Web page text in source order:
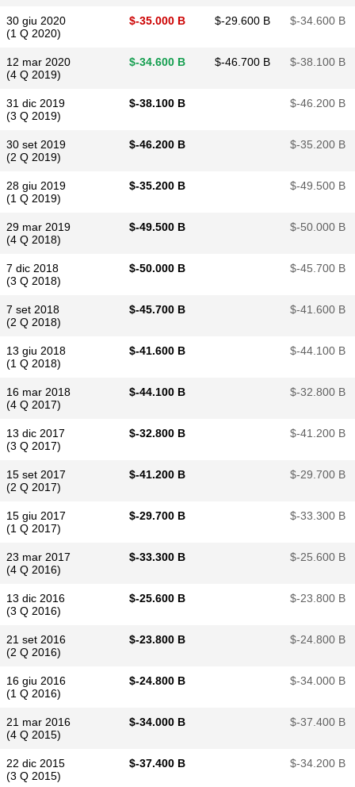
30 giu 2020
(1 Q 2020)
$​-35.000 B $​-29.600 B $​-34.600 B
12 mar 2020
(4 Q 2019)
$​-34.600 B $​-46.700 B $​-38.100 B
31 dic 2019
(3 Q 2019)
$​-38.100 B $​-46.200 B
30 set 2019
(2 Q 2019)
$​-46.200 B $​-35.200 B
28 giu 2019
(1 Q 2019)
$​-35.200 B $​-49.500 B
29 mar 2019
(4 Q 2018)
$​-49.500 B $​-50.000 B
7 dic 2018
(3 Q 2018)
$​-50.000 B $​-45.700 B
7 set 2018
(2 Q 2018)
$​-45.700 B $​-41.600 B
13 giu 2018
(1 Q 2018)
$​-41.600 B $​-44.100 B
16 mar 2018
(4 Q 2017)
$​-44.100 B $​-32.800 B
13 dic 2017
(3 Q 2017)
$​-32.800 B $​-41.200 B
15 set 2017
(2 Q 2017)
$​-41.200 B $​-29.700 B
15 giu 2017
(1 Q 2017)
$​-29.700 B $​-33.300 B
23 mar 2017
(4 Q 2016)
$​-33.300 B $​-25.600 B
13 dic 2016
(3 Q 2016)
$​-25.600 B $​-23.800 B
21 set 2016
(2 Q 2016)
$​-23.800 B $​-24.800 B
16 giu 2016
(1 Q 2016)
$​-24.800 B $​-34.000 B
21 mar 2016
(4 Q 2015)
$​-34.000 B $​-37.400 B
22 dic 2015
(3 Q 2015)
$​-37.400 B $​-34.200 B